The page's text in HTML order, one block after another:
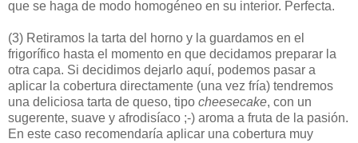
que se haga de modo homogéneo en su interior. Perfecta.
(3) Retiramos la tarta del horno y la guardamos en el
frigorífico hasta el momento en que decidamos preparar la
otra capa. Si decidimos dejarlo aquí, podemos pasar a
aplicar la cobertura directamente (una vez fría) tendremos
una deliciosa tarta de queso, tipo cheesecake, con un
sugerente, suave y afrodisíaco ;-) aroma a fruta de la pasión.
En este caso recomendaría aplicar una cobertura muy